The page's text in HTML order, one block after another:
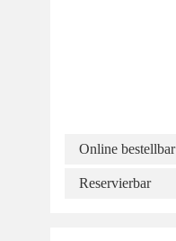
Online bestellbar
Reservierbar